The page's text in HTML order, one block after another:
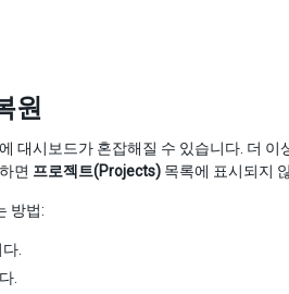
원
대시보드가 혼잡해질 수 있습니다. 더
면 프로젝트(Projects) 목록에 표시되지
방법:
.
.